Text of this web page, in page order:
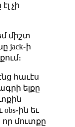
չի
միշտ
jack֊ի
հաւէս
ելքը
եւ
որ մուտքը